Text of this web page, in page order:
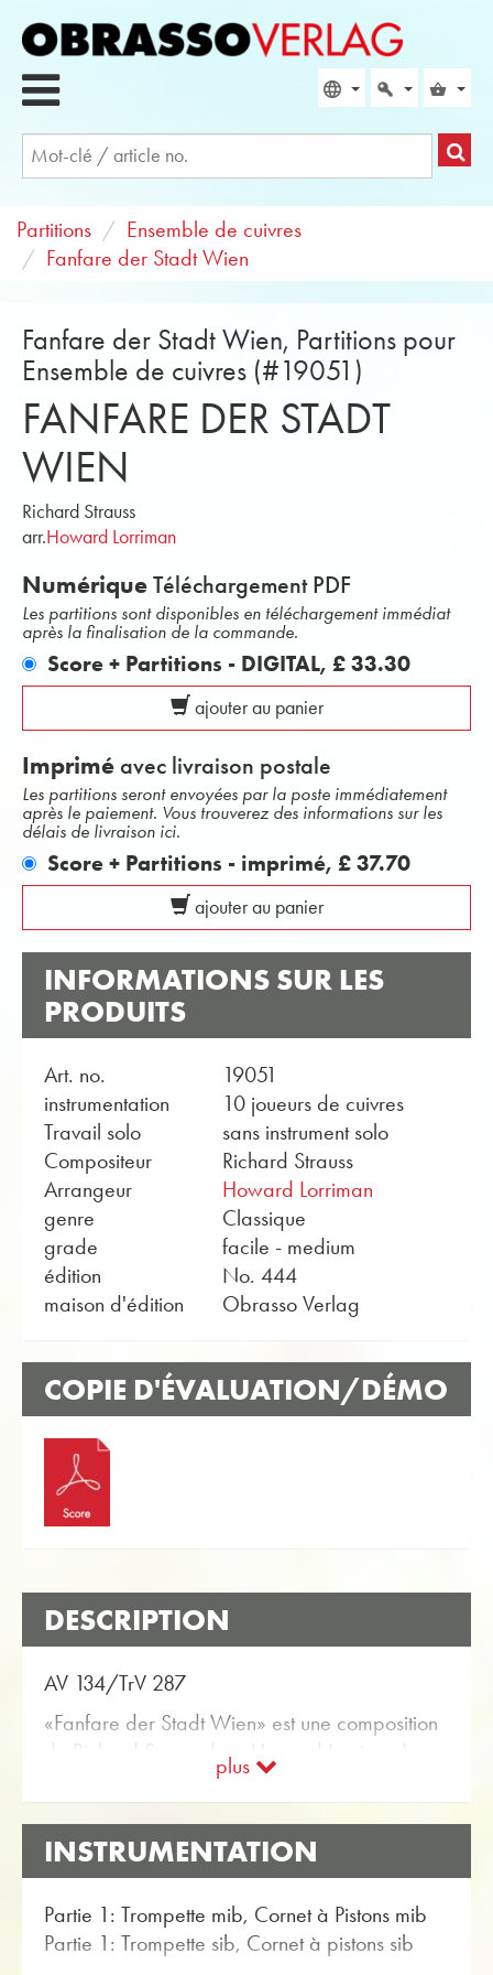
Partitions
Ensemble de cuivres
Fanfare der Stadt Wien
Fanfare der Stadt Wien, Partitions pour
Ensemble de cuivres (#19051)
FANFARE DER STADT
WIEN
Richard Strauss
arr.Howard Lorriman
NumériqueTéléchargement PDF
Les partitions sont disponibles en téléchargement immédiat
après la finalisation de la commande.
Score + Partitions - DIGITAL, £ 33.30
ajouter au panier
Imprimé avec livraison postale
Les partitions seront envoyées par la poste immédiatement
après le paiement. Vous trouverez des informations sur les
délais de livraison ici.
Score + Partitions - imprimé, £ 37.70
ajouter au panier
INFORMATIONS SUR LES
PRODUITS
Art. no.
19051
instrumentation
10 joueurs de cuivres
Travail solo
sans instrument solo
Compositeur
Richard Strauss
Arrangeur
Howard Lorriman
genre
Classique
grade
facile - medium
édition
No. 444
maison d'édition
Obrasso Verlag
COPIE D'ÉVALUATION/DÉMO
DESCRIPTION
AV 134/TrV 287
«Fanfare der Stadt Wien» est une composition
de Richard Strauss (arr. Howard Lorriman).
Vous pouvez les trouver dans la boutique en
ligne Obrasso Partitions pour Ensemble de
cuivres avec l'article no. 19051 disponible. La
partition est classée dans Niveau de difficulté
pour Ensemble de cuivres peuvent être trouvés
en utilisant la fonction de recherche flexible.
plus
INSTRUMENTATION
Partie 1: Trompette mib, Cornet à Pistons mib
Partie 1: Trompette sib, Cornet à pistons sib